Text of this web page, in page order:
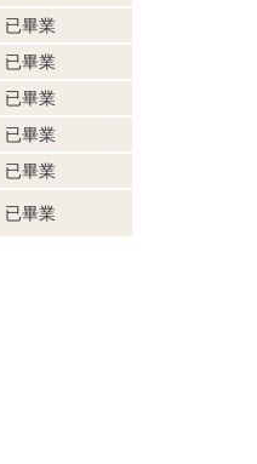
已畢業
已畢業
已畢業
已畢業
已畢業
已畢業